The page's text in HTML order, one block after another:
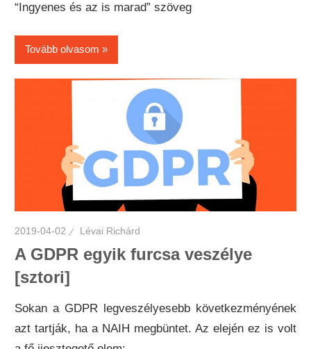
“Ingyenes és az is marad” szöveg
Tovább olvasom
2019-04-02 Lévai Richárd
A GDPR egyik furcsa veszélye
[sztori]
Sokan a GDPR legveszélyesebb következményének
azt tartják, ha a NAIH megbüntet. Az elején ez is volt